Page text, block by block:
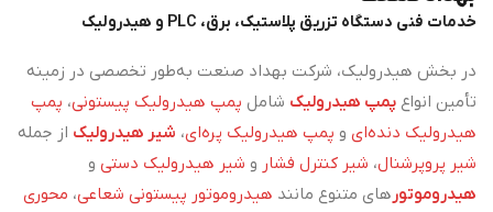
خدمات فنی دستگاه تزریق پلاستیک، برق، PLC و هیدرولیک
در بخش هیدرولیک، شرکت بهداد صنعت به‌طور تخصصی در زمینه
تأمین انواع پمپ هیدرولیک شامل پمپ هیدرولیک پیستونی، پمپ
هیدرولیک دنده‌ای و پمپ هیدرولیک پره‌ای، شیر هیدرولیک از جمله
شیر پروپرشنال، شیر کنترل فشار و شیر هیدرولیک دستی و
هیدروموتور های متنوع مانند هیدروموتور پیستونی شعاعی، محوری